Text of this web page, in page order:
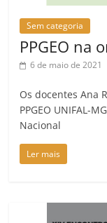
Sem categoria
PPGEO na
6 de maio de 2021
Os docentes Ana
PPGEO UNIFAL-
Nacional
Ler mais